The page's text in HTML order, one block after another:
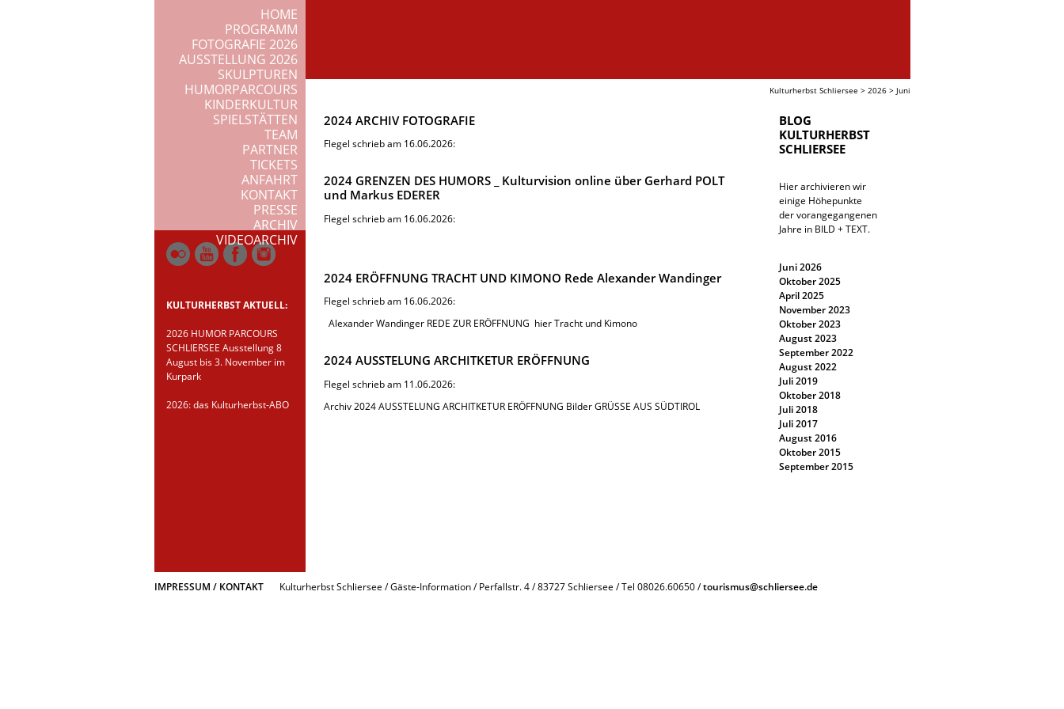
HOME
PROGRAMM
FOTOGRAFIE 2026
AUSSTELLUNG 2026
SKULPTUREN
HUMORPARCOURS
KINDERKULTUR
SPIELSTÄTTEN
TEAM
PARTNER
TICKETS
ANFAHRT
KONTAKT
PRESSE
ARCHIV
VIDEOARCHIV
KULTURHERBST AKTUELL:
2026 HUMOR PARCOURS
SCHLIERSEE Ausstellung 8
August bis 3. November im
Kurpark
2026: das Kulturherbst-ABO
Kulturherbst Schliersee > 2026> Juni
BLOG
KULTURHERBST
SCHLIERSEE
Hier archivieren wir
einige Höhepunkte
der vorangegangenen
Jahre in BILD + TEXT.
Juni 2026
Oktober 2025
April 2025
November 2023
Oktober 2023
August 2023
September 2022
August 2022
Juli 2019
Oktober 2018
Juli 2018
Juli 2017
August 2016
Oktober 2015
September 2015
2024 ARCHIV FOTOGRAFIE
Flegel schrieb am 16.06.2026:
2024 GRENZEN DES HUMORS _ Kulturvision online über Gerhard POLT
und Markus EDERER
Flegel schrieb am 16.06.2026:
2024 ERÖFFNUNG TRACHT UND KIMONO Rede Alexander Wandinger
Flegel schrieb am 16.06.2026:
Alexander Wandinger REDE ZUR ERÖFFNUNG hier Tracht und Kimono
2024 AUSSTELUNG ARCHITKETUR ERÖFFNUNG
Flegel schrieb am 11.06.2026:
Archiv 2024 AUSSTELUNG ARCHITKETUR ERÖFFNUNG Bilder GRÜSSE AUS SÜDTIROL
IMPRESSUM / KONTAKT Kulturherbst Schliersee / Gäste-Information / Perfallstr. 4 / 83727 Schliersee / Tel 08026.60650 /tourismus@schliersee.de